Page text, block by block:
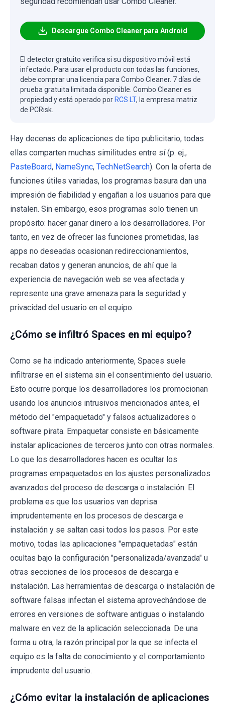
Descargue Combo Cleaner para Android
El detector gratuito verifica si su dispositivo móvil está
infectado. Para usar el producto con todas las funciones,
debe comprar una licencia para Combo Cleaner. 7 días de
prueba gratuita limitada disponible. Combo Cleaner es
propiedad y está operado por RCS LT, la empresa matriz
de PCRisk.
Hay decenas de aplicaciones de tipo publicitario, todas
ellas comparten muchas similitudes entre sí (p. ej.,
PasteBoard, NameSync, TechNetSearch). Con la oferta de
funciones útiles variadas, los programas basura dan una
impresión de fiabilidad y engañan a los usuarios para que
instalen. Sin embargo, esos programas solo tienen un
propósito: hacer ganar dinero a los desarrolladores. Por
tanto, en vez de ofrecer las funciones prometidas, las
apps no deseadas ocasionan redireccionamientos,
recaban datos y generan anuncios, de ahí que la
experiencia de navegación web se vea afectada y
represente una grave amenaza para la seguridad y
privacidad del usuario en el equipo.
¿Cómo se infiltró Spaces en mi equipo?
Como se ha indicado anteriormente, Spaces suele
infiltrarse en el sistema sin el consentimiento del usuario.
Esto ocurre porque los desarrolladores los promocionan
usando los anuncios intrusivos mencionados antes, el
método del "empaquetado" y falsos actualizadores o
software pirata. Empaquetar consiste en básicamente
instalar aplicaciones de terceros junto con otras normales.
Lo que los desarrolladores hacen es ocultar los
programas empaquetados en los ajustes personalizados
avanzados del proceso de descarga o instalación. El
problema es que los usuarios van deprisa
imprudentemente en los procesos de descarga e
instalación y se saltan casi todos los pasos. Por este
motivo, todas las aplicaciones "empaquetadas" están
ocultas bajo la configuración "personalizada/avanzada" u
otras secciones de los procesos de descarga e
instalación. Las herramientas de descarga o instalación de
software falsas infectan el sistema aprovechándose de
errores en versiones de software antiguas o instalando
malware en vez de la aplicación seleccionada. De una
forma u otra, la razón principal por la que se infecta el
equipo es la falta de conocimiento y el comportamiento
imprudente del usuario.
¿Cómo evitar la instalación de aplicaciones